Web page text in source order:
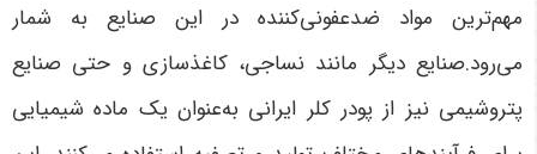
مهم‌ترین مواد ضدعفونی‌کننده در این صنایع به شمار
می‌رود.صنایع دیگر مانند نساجی، کاغذسازی و حتی صنایع
پتروشیمی نیز از پودر کلر ایرانی به‌عنوان یک ماده شیمیایی